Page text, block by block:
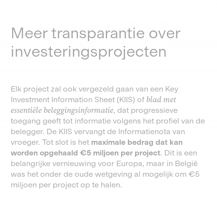
Meer transparantie over
investeringsprojecten
Elk project zal ook vergezeld gaan van een Key
Investment Information Sheet (KIIS) ofblad met
essentiële beleggingsinformatie, dat progressieve
toegang geeft tot informatie volgens het profiel van de
belegger. De KIIS vervangt de Informatienota van
vroeger. Tot slot is het maximale bedrag dat kan
worden opgehaald €5 miljoen per project. Dit is een
belangrijke vernieuwing voor Europa, maar in België
was het onder de oude wetgeving al mogelijk om €5
miljoen per project op te halen.